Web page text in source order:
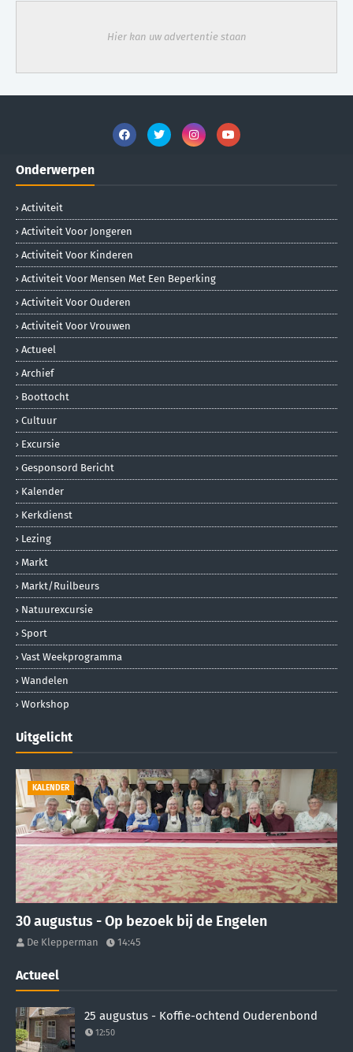
Hier kan uw advertentie staan
Onderwerpen
Activiteit
Activiteit Voor Jongeren
Activiteit Voor Kinderen
Activiteit Voor Mensen Met Een Beperking
Activiteit Voor Ouderen
Activiteit Voor Vrouwen
Actueel
Archief
Boottocht
Cultuur
Excursie
Gesponsord Bericht
Kalender
Kerkdienst
Lezing
Markt
Markt/ruilbeurs
Natuurexcursie
Sport
Vast Weekprogramma
Wandelen
Workshop
Uitgelicht
KALENDER
30 augustus - Op bezoek bij de Engelen
De Klepperman 14:45
Actueel
25 augustus - Koffie-ochtend Ouderenbond
12:50